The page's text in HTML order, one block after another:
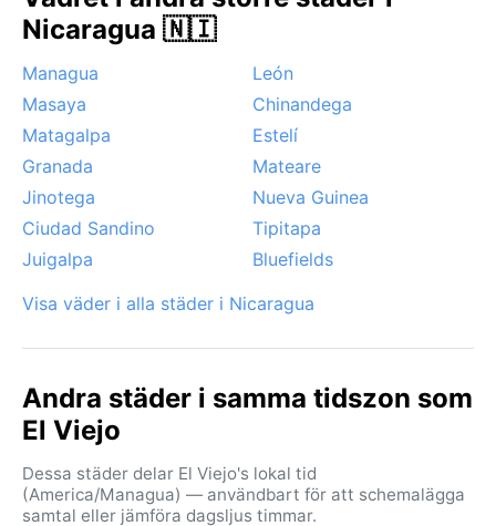
himlen klar, luften behaglig och risken för oväder
minimal. Regnperioden kan dock bjuda på dramatiska
sträcker sig från juni till november, och även om El
Viejo sällan träffas direkt, kan tropiska stormar orsaka
kraftiga skyfall och vindbyar. Under torrperioden
blåser ofta en mild bris in från kusten, medan
regnperioden präglas av stilla, tryckande hetta innan
skyarna öppnar sig.
Nicaragua 🇳🇮
Managua
León
Masaya
Chinandega
Matagalpa
Estelí
Granada
Mateare
Jinotega
Nueva Guinea
Ciudad Sandino
Tipitapa
Juigalpa
Bluefields
Visa väder i alla städer i Nicaragua
Andra städer i samma tidszon som
El Viejo
Dessa städer delar El Viejo's lokal tid
(America/Managua) — användbart för att schemalägga
samtal eller jämföra dagsljus timmar.